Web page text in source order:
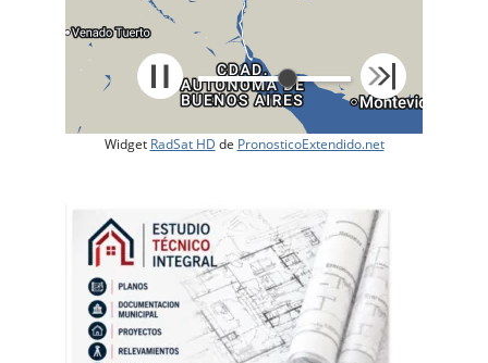
Widget RadSat HD de PronosticoExtendido.net